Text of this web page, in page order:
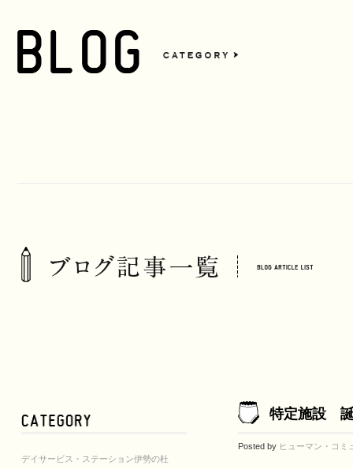
デイサービス・ステーション伊勢の杜
特定施設
Posted by ヒューマン・コミ